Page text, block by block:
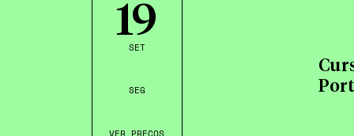
19
SET
SEG